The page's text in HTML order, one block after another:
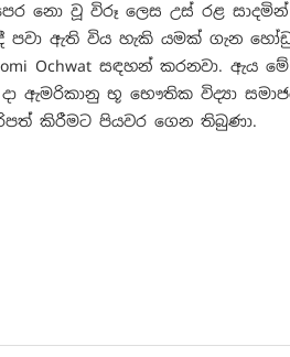
නො වූ විරූ ලෙස උස් රළ සාදමින්
ඇති විය හැකි යමක් ගැන
Ochwat සඳහන් කරනවා. ඇය
ඇමරිකානු භූ භෞතික විද්‍යා
කිරීමට පියවර ගෙන තිබුණා.